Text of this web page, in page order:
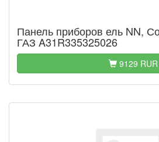
Панель приборов ель NN,
ГАЗ A31R335325026
9129 RUR